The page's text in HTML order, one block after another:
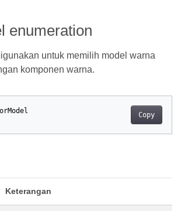
enumeration
untuk memilih model warna
komponen warna.
Copy
Keterangan